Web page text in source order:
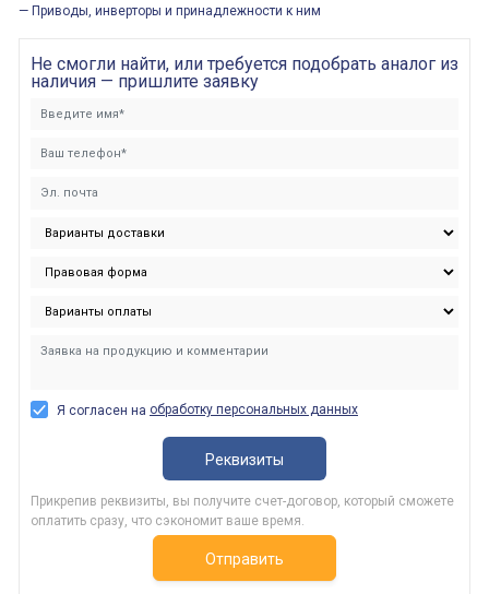
— Приводы, инверторы и принадлежности к ним
Не смогли найти, или требуется подобрать аналог из
наличия — пришлите заявку
Я согласен на обработку персональных данных
Реквизиты
Прикрепив реквизиты, вы получите счет-договор, который сможете
оплатить сразу, что сэкономит ваше время.
Отправить